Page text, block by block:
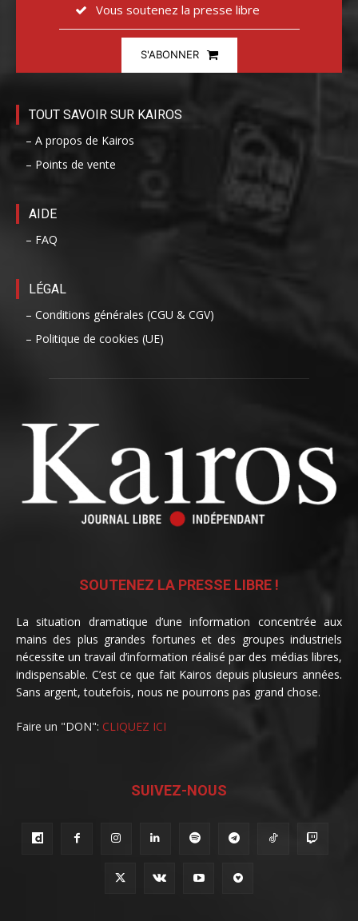
Vous soutenez la presse libre
S'ABONNER
TOUT SAVOIR SUR KAIROS
– A propos de Kairos
– Points de vente
AIDE
– FAQ
LÉGAL
– Conditions générales (CGU & CGV)
– Politique de cookies (UE)
SOUTENEZ LA PRESSE LIBRE !
La situation dramatique d’une information concentrée aux
mains des plus grandes fortunes et des groupes industriels
nécessite un travail d’information réalisé par des médias libres,
indispensable. C’est ce que fait Kairos depuis plusieurs années.
Sans argent, toutefois, nous ne pourrons pas grand chose.
Faire un "DON": CLIQUEZ ICI
SUIVEZ-NOUS